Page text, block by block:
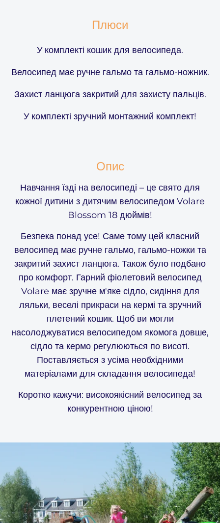
Плюси
У комплекті кошик для велосипеда.
Велосипед має ручне гальмо та гальмо-ножник.
Захист ланцюга закритий для захисту пальців.
У комплекті зручний монтажний комплект!
Опис
Навчання їзді на велосипеді – це свято для
кожної дитини з дитячим велосипедом Volare
Blossom 18 дюймів!
Безпека понад усе! Саме тому цей класний
велосипед має ручне гальмо, гальмо-ножки та
закритий захист ланцюга. Також було подбано
про комфорт. Гарний фіолетовий велосипед
Volare має зручне м'яке сідло, сидіння для
ляльки, веселі прикраси на кермі та зручний
плетений кошик. Щоб ви могли
насолоджуватися велосипедом якомога довше,
сідло та кермо регулюються по висоті.
Поставляється з усіма необхідними
матеріалами для складання велосипеда!
Коротко кажучи: високоякісний велосипед за
конкурентною ціною!